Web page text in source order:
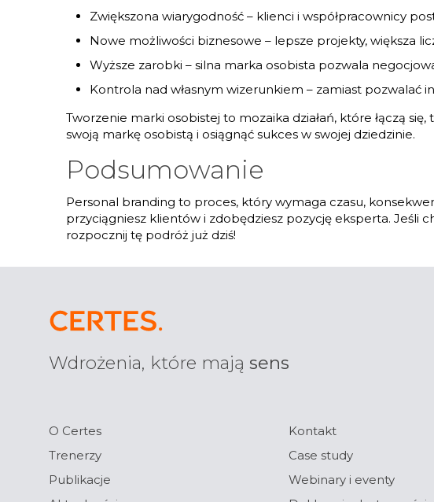
Zwiększona wiarygodność – klienci i współpracownicy
Nowe możliwości biznesowe – lepsze projekty, większa
Wyższe zarobki – silna marka osobista pozwala
Kontrola nad własnym wizerunkiem – zamiast pozwalać
Tworzenie marki osobistej to mozaika działań, które łączą
swoją markę osobistą i osiągnąć sukces w swojej dziedzinie.
Podsumowanie
Personal branding to proces, który wymaga czasu,
przyciągniesz klientów i zdobędziesz pozycję eksperta. Jeśli
rozpocznij tę podróż już dziś!
Wdrożenia, które mają sens
O Certes
Trenerzy
Publikacje
Kontakt
Case study
Webinary i eventy